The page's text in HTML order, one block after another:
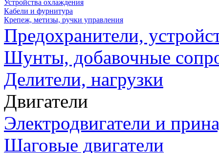
Устройства охлаждения
Кабели и фурнитура
Крепеж, метизы, ручки управления
Предохранители,
Шунты, добавочные
Делители, нагрузки
Двигатели
Электродвигатели и
Шаговые двигатели